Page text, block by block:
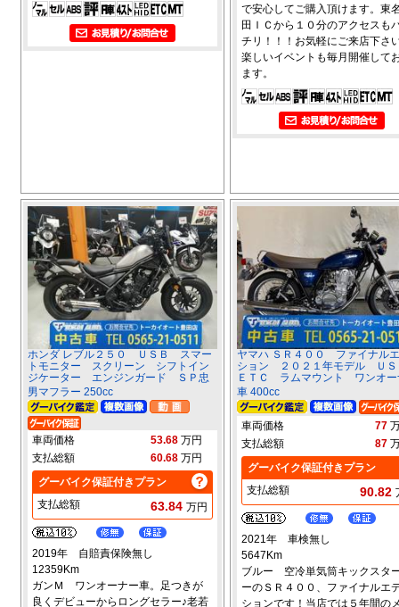
で安心してご購入頂けます。東
田ＩＣから１０分のアクセスも
チリ！！！お気軽にご来店下さ
楽しいイベントも毎月開催して
ます。
ホンダ レブル２５０ ＵＳＢ スマー
トモニター スクリーン シフトイン
ジケーター エンジンガード ＳＰ忠
男マフラー 250cc
車両価格 53.68 万円
支払総額
60.68 万円
グーバイク保証付きプラン
支払総額
63.84 万円
2019年 自賠責保険無し
12359Km
ガンＭ ワンオーナー車。足つきが
良くデビューからロングセラー♪老若
ヤマハ ＳＲ４００ ファイナル
ション ２０２１年モデル Ｕ
ＥＴＣ ラムマウント ワンオー
車 400cc
車両価格 77
支払総額
87
グーバイク保証付きプラン
支払総額
90.82
2021年 車検無し
5647Km
ブルー 空冷単気筒キックスタ
ーのＳＲ４００、ファイナルエ
ションです！当店では５年間の